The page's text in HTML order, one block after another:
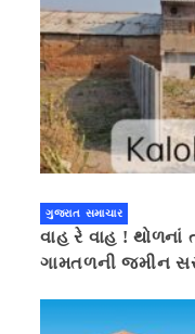
ગુજરાત સમાચાર
વાહ રે વાહ !
ગામતળની જમીન